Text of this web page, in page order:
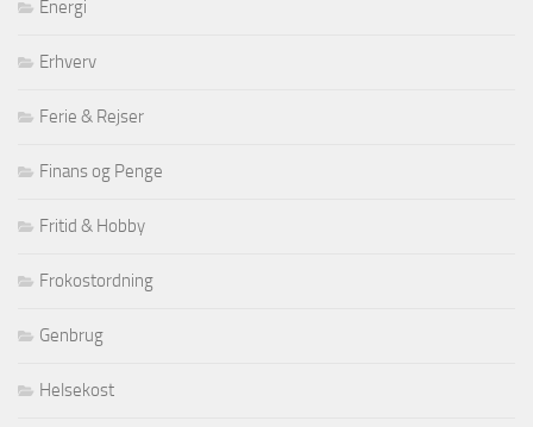
Energi
Erhverv
Ferie & Rejser
Finans og Penge
Fritid & Hobby
Frokostordning
Genbrug
Helsekost